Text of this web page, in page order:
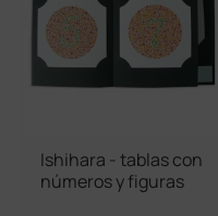
Ishihara - tablas con
números y figuras